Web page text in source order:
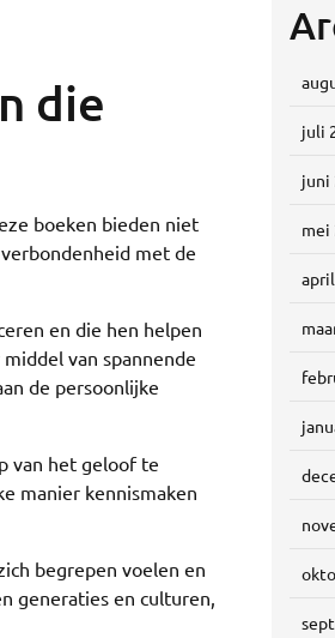
die
boeken bieden niet
met de
en die hen helpen
van spannende
de persoonlijke
van het geloof te
manier kennismaken
begrepen voelen en
generaties en culturen,
juli
juni
mei